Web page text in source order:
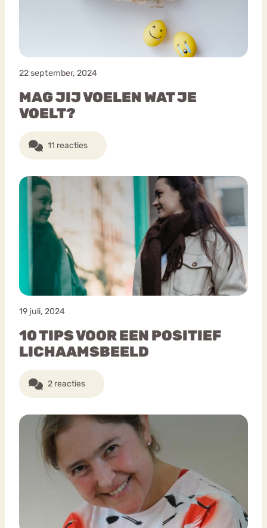
22 september, 2024
MAG JIJ VOELEN WAT JE
VOELT?
11 reacties
19 juli, 2024
10 TIPS VOOR EEN POSITIEF
LICHAAMSBEELD
2 reacties